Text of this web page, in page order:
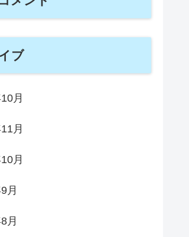
ブ
月
月
月
月
月